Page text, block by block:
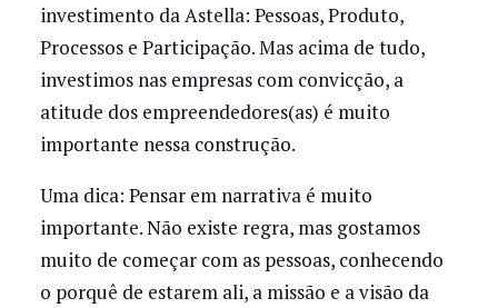
investimento da Astella: Pessoas, Produto,
Processos e Participação. Mas acima de tudo,
investimos nas empresas com convicção, a
atitude dos empreendedores(as) é muito
importante nessa construção.
Uma dica: Pensar em narrativa é muito
importante. Não existe regra, mas gostamos
muito de começar com as pessoas, conhecendo
o porquê de estarem ali, a missão e a visão da